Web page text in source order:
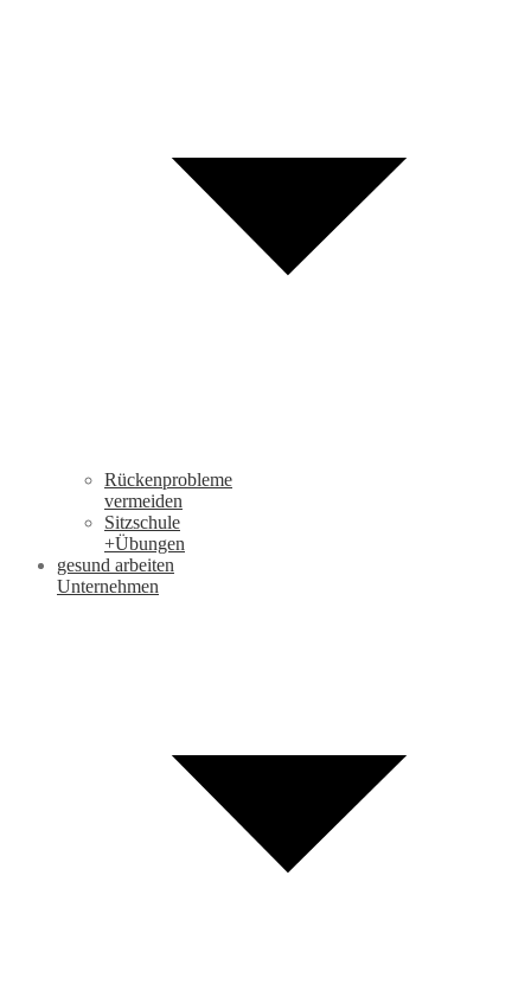
Rückenprobleme
vermeiden
Sitzschule
+Übungen
gesund arbeiten
Unternehmen